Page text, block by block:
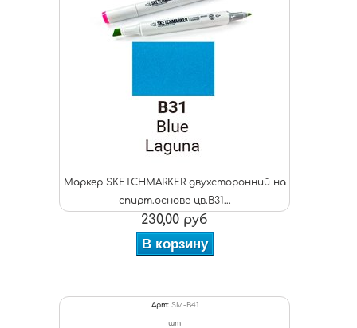
Маркер SKETCHMARKER двухсторонний на
спирт.основе цв.B31...
230,00 руб
В корзину
Арт: SM-B41
шт